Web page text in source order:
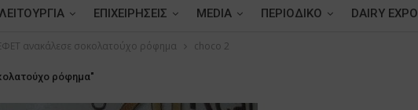
ΛΕΙΤΟΥΡΓΙΑ ΕΠΙΧΕΙΡΗΣΕΙΣ MEDIA ΠΕΡΙΟΔΙΚΟ DAIRY EXPO
ανακάλεσε σοκολατούχο ρόφημα choco 2
ρόφημα"